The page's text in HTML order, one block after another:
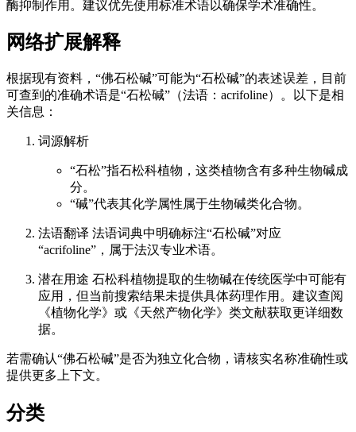
酶抑制作用。建议优先使用标准术语以确保学术准确性。
网络扩展解释
根据现有资料，“佛石松碱”可能为“石松碱”的表述误差，目前
可查到的准确术语是“石松碱”（法语：acrifoline）。以下是相
关信息：
词源解析
“石松”指石松科植物，这类植物含有多种生物碱成
分。
“碱”代表其化学属性属于生物碱类化合物。
法语翻译 法语词典中明确标注“石松碱”对应
“acrifoline”，属于法汉专业术语。
潜在用途 石松科植物提取的生物碱在传统医学中可能有
应用，但当前搜索结果未提供具体药理作用。建议查阅
《植物化学》或《天然产物化学》类文献获取更详细数
据。
若需确认“佛石松碱”是否为独立化合物，请核实名称准确性或
提供更多上下文。
分类